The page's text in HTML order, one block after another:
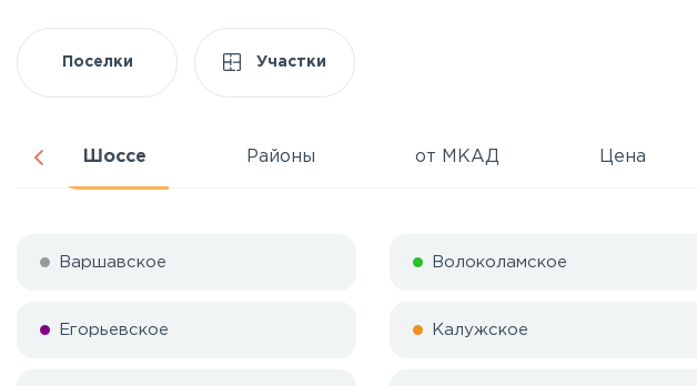
Поселки Участки
Шоссе Районы от МКАД Цена
Варшавское Волоколамское
Егорьевское Калужское